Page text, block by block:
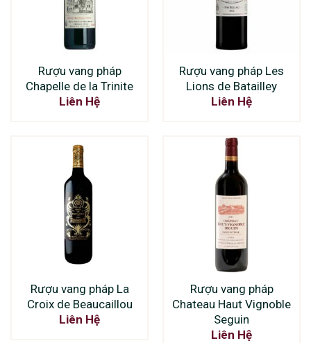
Rượu vang pháp
Chapelle de la Trinite
Liên Hệ
Rượu vang pháp Les
Lions de Batailley
Liên Hệ
Rượu vang pháp La
Croix de Beaucaillou
Liên Hệ
Rượu vang pháp
Chateau Haut Vignoble
Seguin
Liên Hệ